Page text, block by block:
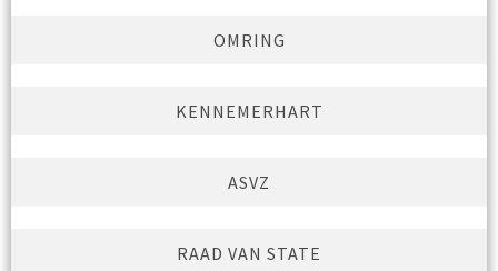
OMRING
KENNEMERHART
ASVZ
RAAD VAN STATE